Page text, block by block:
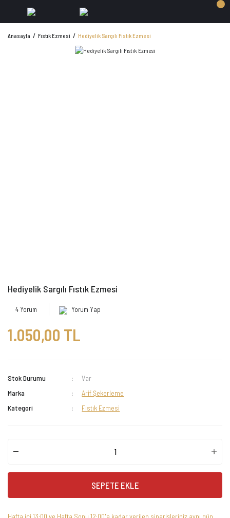
Anasayfa Fıstık Ezmesi Hediyelik Sargılı Fıstık Ezmesi
Hediyelik Sargılı Fıstık Ezmesi
4 Yorum Yorum Yap
1.050,00 TL
Stok Durumu
Var
Marka
Arif Şekerleme
Kategori
Fıstık Ezmesi
SEPETE EKLE
Hafta içi 13:00 ve Hafta Sonu 12:00'a kadar verilen siparişleriniz aynı gün,